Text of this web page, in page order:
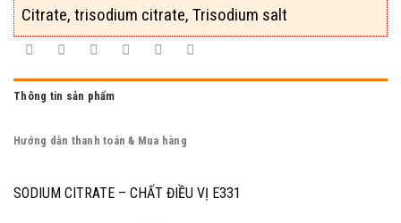
Citrate, trisodium citrate, Trisodium salt
Thông tin sản phẩm
Hướng dẫn thanh toán & Mua hàng
SODIUM CITRATE – CHẤT ĐIỀU VỊ E331